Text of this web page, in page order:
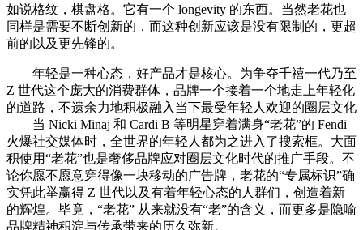
如说格纹，棋盘格。它有一个 longevity 的东西。当然老花也
同样是需要不断创新的，而这种创新应该是没有限制的，更超
前的以及更先锋的。
年轻是一种心态，好产品才是核心。为争夺千禧一代乃至
Z 世代这个庞大的消费群体，品牌一个接着一个地走上年轻化
的道路，不遗余力地积极融入当下最受年轻人欢迎的圈层文化
——当 Nicki Minaj 和 Cardi B 等明星穿着满身“老花”的 Fendi
火爆社交媒体时，全世界的年轻人都为之进入了搜索框。大面
积使用“老花”也是奢侈品牌应对圈层文化时代的推广手段。不
论你愿不愿意穿得像一块移动的广告牌，老花的“专属标识”确
实凭此举赢得 Z 世代以及有着年轻心态的人群们，创造着新
的辉煌。毕竟，“老花” 从来就没有“老”的含义，而更多是隐喻
品牌精神积淀与传承带来的历久弥新。